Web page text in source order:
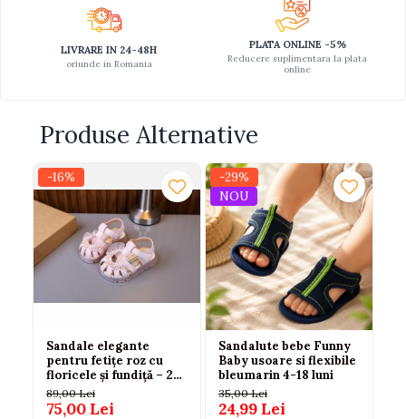
LIVRARE IN 24-48H
oriunde in Romania
PLATA ONLINE -5%
Reducere suplimentara la plata
online
Produse Alternative
-16%
Sandale elegante
pentru fetițe roz cu
floricele și fundiță – 22-
23-24-25-26
89,00 Lei
75,00 Lei
-29%
NOU
Sandalute bebe Funny
Baby usoare si flexibile
bleumarin 4-18 luni
35,00 Lei
24,99 Lei